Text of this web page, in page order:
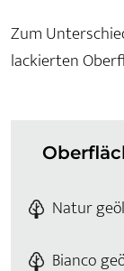
Zum
lackierten
Natur
Bianco